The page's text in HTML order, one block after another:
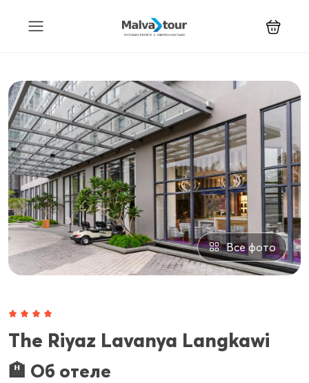
Все фото
The Riyaz Lavanya Langkawi
🏨 Об отеле